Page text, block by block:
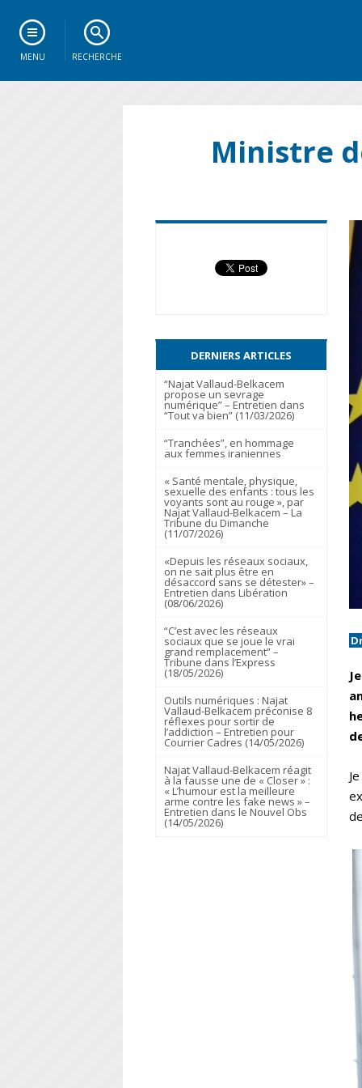
MENU RECHERCHE
Ministre
DERNIERS ARTICLES
“Najat Vallaud-Belkacem
propose un sevrage
numérique” – Entretien dans
“Tout va bien” (11/03/2026)
“Tranchées”, en hommage
aux femmes iraniennes
« Santé mentale, physique,
sexuelle des enfants : tous les
voyants sont au rouge », par
Najat Vallaud-Belkacem – La
Tribune du Dimanche
(11/07/2026)
«Depuis les réseaux sociaux,
on ne sait plus être en
désaccord sans se détester» –
Entretien dans Libération
(08/06/2026)
“C’est avec les réseaux
sociaux que se joue le vrai
grand remplacement” –
Tribune dans l’Express
(18/05/2026)
Outils numériques : Najat
Vallaud-Belkacem préconise 8
réflexes pour sortir de
l’addiction – Entretien pour
Courrier Cadres (14/05/2026)
Najat Vallaud-Belkacem réagit
à la fausse une de « Closer » :
« L’humour est la meilleure
arme contre les fake news » –
Entretien dans le Nouvel Obs
(14/05/2026)